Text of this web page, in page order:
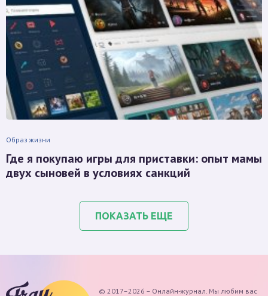
Образ жизни
Где я покупаю игры для приставки: опыт мамы
двух сыновей в условиях санкций
ПОКАЗАТЬ ЕЩЕ
© 2017–2026 – Онлайн-журнал. Мы любим вас